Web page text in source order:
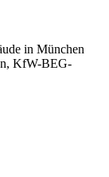
in München
KfW-BEG-